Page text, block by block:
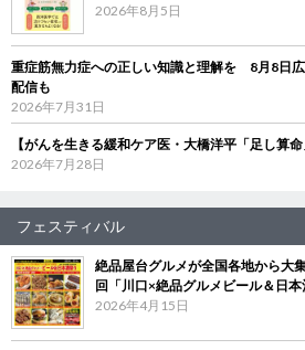
2026年8月5日
重症筋無力症への正しい知識と理解を 8月8日
配信も
2026年7月31日
【がんを生きる緩和ケア医・大橋洋平「足し算
2026年7月28日
フェスティバル
絶品屋台グルメが全国各地から大
回「川口×絶品グルメビール＆日
2026年4月15日